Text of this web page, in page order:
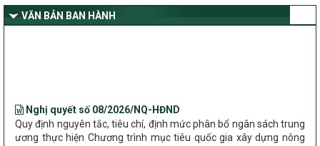
dân tộc thiểu số và miền núi giai đoạn 2026 – 2030 trên địa bàn tỉnh
Nghệ An
VĂN BẢN BAN HÀNH
Quy định nguyên tắc, tiêu chí, định mức phân bổ ngân sách trung
ương thực hiện Chương trình mục tiêu quốc gia xây dựng nông
thôn mới, giảm nghèo bền vững và phát triển kinh tế – xã hội